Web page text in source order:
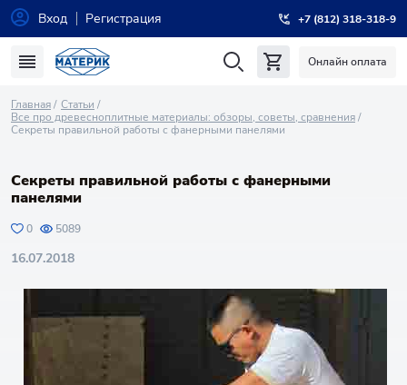
Вход Регистрация +7 (812) 318-318-9
Онлайн оплата
Главная
Статьи
Все про древесноплитные материалы: обзоры, советы, сравнения
Секреты правильной работы с фанерными панелями
Секреты правильной работы с фанерными
панелями
0 5089
16.07.2018